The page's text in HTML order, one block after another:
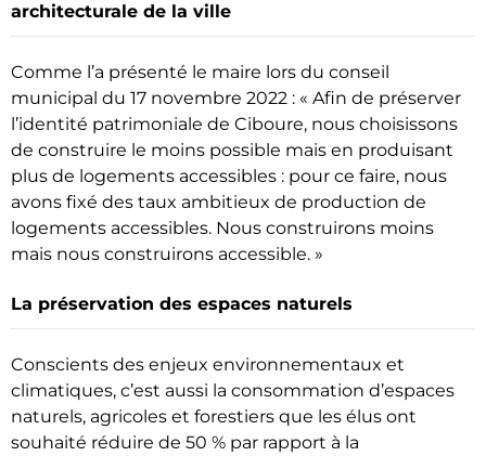
architecturale de la ville
Comme l’a présenté le maire lors du conseil
municipal du 17 novembre 2022 : « Afin de préserver
l’identité patrimoniale de Ciboure, nous choisissons
de construire le moins possible mais en produisant
plus de logements accessibles : pour ce faire, nous
avons fixé des taux ambitieux de production de
logements accessibles. Nous construirons moins
mais nous construirons accessible. »
La préservation des espaces naturels
Conscients des enjeux environnementaux et
climatiques, c’est aussi la consommation d’espaces
naturels, agricoles et forestiers que les élus ont
souhaité réduire de 50 % par rapport à la